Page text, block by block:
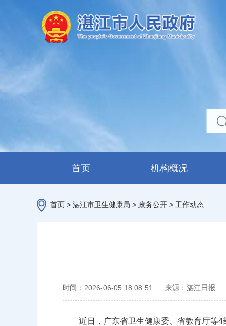
首页 机构概况
首页 > 湛江市卫生健康局 > 政务公开 > 工作动态
时间：2026-06-05 18:08:51 来源：湛江日报
近日， 广东省卫生健康委、省教育厅等